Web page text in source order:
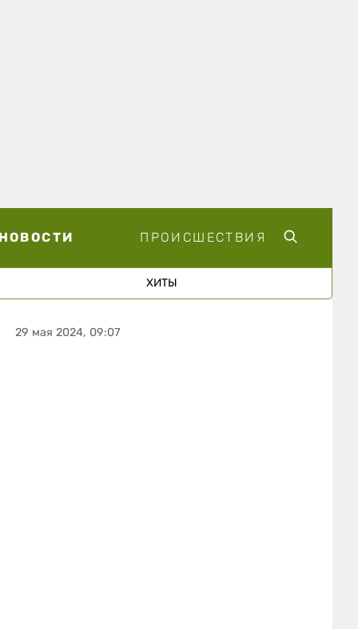
ПРОИСШЕСТВИЯ
ХИТЫ
29 мая 2024, 09:07